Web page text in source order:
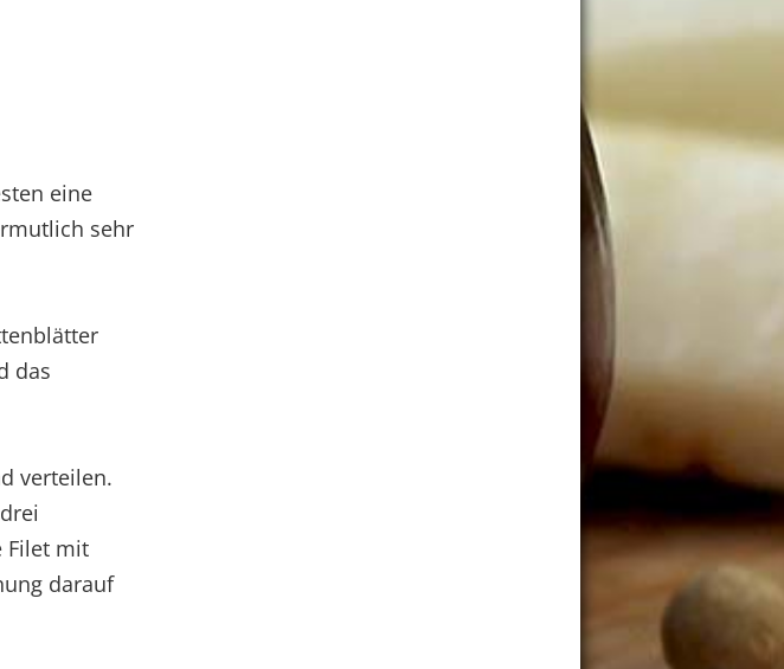
eine
sehr
das
verteilen.
Filet mit
darauf